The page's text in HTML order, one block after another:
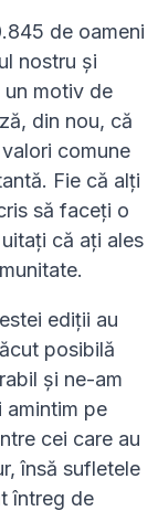
de oameni
nostru și
un motiv de
din nou, că
comune
Fie că alți
să faceți o
că ați ales
ediții au
posibilă
și ne-am
amintim pe
cei care au
însă sufletele
întreg de